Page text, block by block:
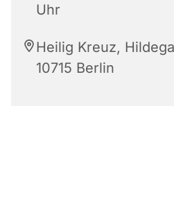
Uhr
Heilig Kreuz,
10715 Berlin